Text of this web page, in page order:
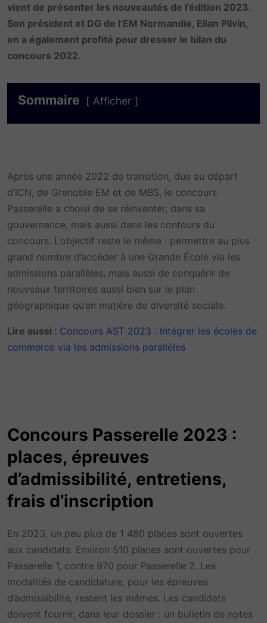
vient de présenter les nouveautés de l’édition 2023.
Son président et DG de l’EM Normandie, Elian Pilvin,
en a également profité pour dresser le bilan du
concours 2022.
Sommaire Afficher
Après une année 2022 de transition, due au départ
d’ICN, de Grenoble EM et de MBS, le concours
Passerelle a choisi de se réinventer, dans sa
gouvernance, mais aussi dans les contours du
concours. L’objectif reste le même : permettre au plus
grand nombre d’accéder à une Grande École via les
admissions parallèles, mais aussi de conquérir de
nouveaux territoires aussi bien sur le plan
géographique qu’en matière de diversité sociale.
Lire aussi : Concours AST 2023 : Intégrer les écoles de
commerce via les admissions parallèles
Concours Passerelle 2023 :
places, épreuves
d’admissibilité, entretiens,
frais d’inscription
En 2023, un peu plus de 1 480 places sont ouvertes
aux candidats. Environ 510 places sont ouvertes pour
Passerelle 1, contre 970 pour Passerelle 2. Les
modalités de candidature, pour les épreuves
d’admissibilité, restent les mêmes. Les candidats
doivent fournir, dans leur dossier : un bulletin de notes